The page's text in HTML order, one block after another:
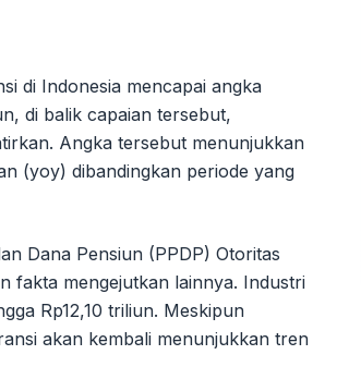
di Indonesia mencapai angka
di balik capaian tersebut,
Angka tersebut menunjukkan
(yoy) dibandingkan periode yang
Dana Pensiun (PPDP) Otoritas
fakta mengejutkan lainnya. Industri
Rp12,10 triliun. Meskipun
akan kembali menunjukkan tren